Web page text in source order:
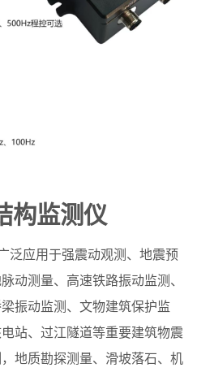
构监测仪
泛应用于强震动观测、地震预
动测量、高速铁路振动监测、
振动监测、文物建筑保护监
站、过江隧道等重要建筑物震
地质勘探测量、滑坡落石、机